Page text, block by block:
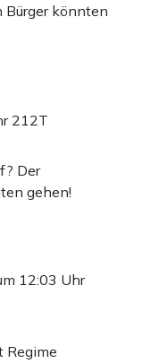
Bürger könnten
212T
Der
gehen!
12:03 Uhr
Regime